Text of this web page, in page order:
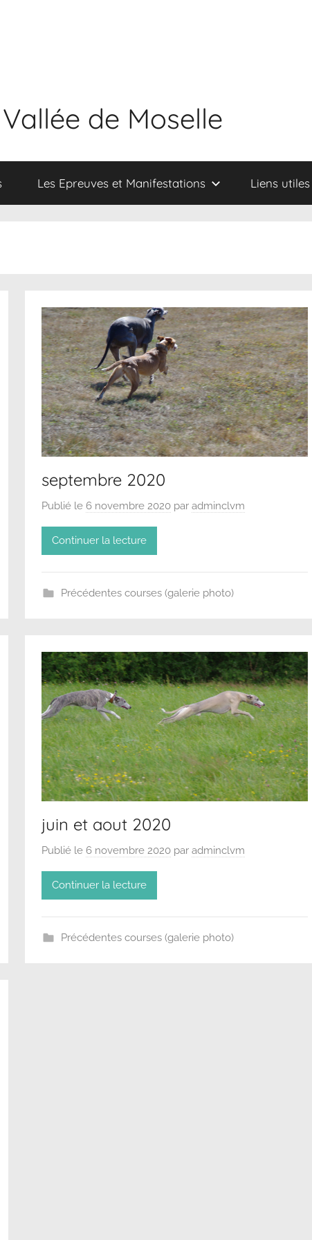
de Moselle
Les Epreuves et Manifestations Liens utiles
septembre 2020
Publié le6 novembre 2020 paradminclvm
Continuer la lecture
Précédentes courses (galerie photo)
juin et aout 2020
Publié le6 novembre 2020 paradminclvm
Continuer la lecture
Précédentes courses (galerie photo)